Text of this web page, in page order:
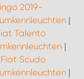
2019-
|
Talento
|
Fiat Scudo
|